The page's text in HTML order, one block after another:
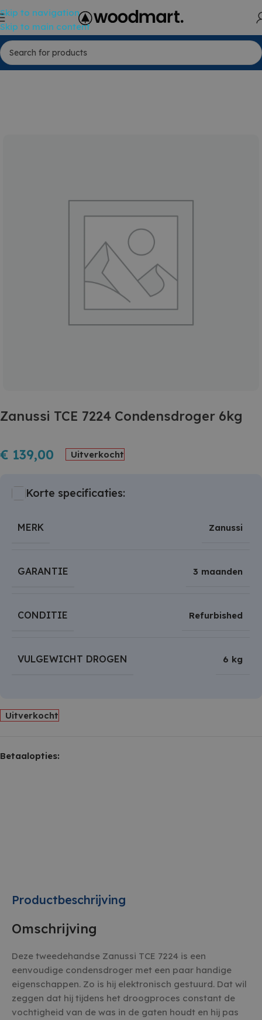
Skip to navigation
Skip to main content
Zanussi TCE 7224 Condensdroger 6kg
€ 139,00 Uitverkocht
Korte specificaties:
MERK Zanussi
GARANTIE 3 maanden
CONDITIE Refurbished
VULGEWICHT DROGEN 6 kg
Uitverkocht
Betaalopties:
Productbeschrijving
Omschrijving
Deze tweedehandse Zanussi TCE 7224 is een
eenvoudige condensdroger met een paar handige
eigenschappen. Zo is hij elektronisch gestuurd. Dat wil
zeggen dat hij tijdens het droogproces constant de
vochtigheid van de was in de gaten houdt en hij pas